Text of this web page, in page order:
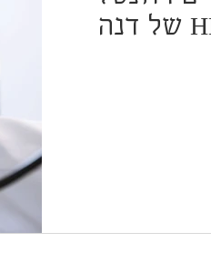
בפודקאסט HMORIM של דנה